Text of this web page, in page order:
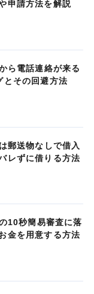
申請方法を解説
ら電話連絡が来る
とその回避方法
郵送物なしで借入
レずに借りる方法
10秒簡易審査に落
金を用意する方法